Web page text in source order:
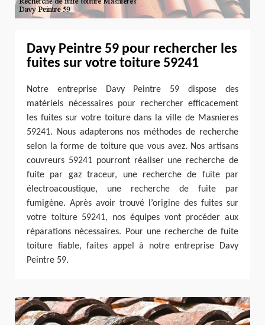
Davy Peintre 59 pour rechercher les
fuites sur votre toiture 59241
Notre entreprise Davy Peintre 59 dispose des
matériels nécessaires pour rechercher efficacement
les fuites sur votre toiture dans la ville de Masnieres
59241. Nous adapterons nos méthodes de recherche
selon la forme de toiture que vous avez. Nos artisans
couvreurs 59241 pourront réaliser une recherche de
fuite par gaz traceur, une recherche de fuite par
électroacoustique, une recherche de fuite par
fumigène. Après avoir trouvé l’origine des fuites sur
votre toiture 59241, nos équipes vont procéder aux
réparations nécessaires. Pour une recherche de fuite
toiture fiable, faites appel à notre entreprise Davy
Peintre 59.